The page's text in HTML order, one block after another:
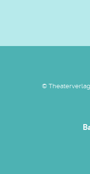
© Theaterverlag